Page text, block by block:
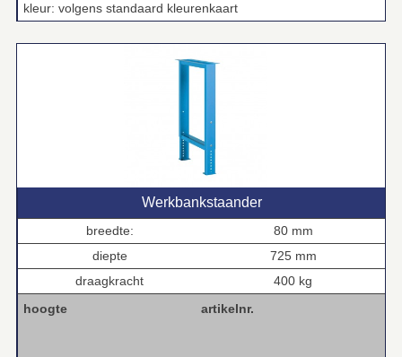
kleur: volgens standaard kleurenkaart
Werkbankstaander
breedte:
80 mm
diepte
725 mm
draagkracht
400 kg
hoogte
artikelnr.